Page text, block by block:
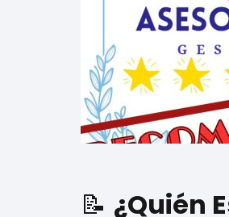
📝 ¿Quién